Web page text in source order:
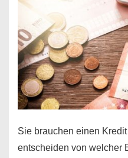
10000
Euro
Kredit
finden
Sie brauchen einen
entscheiden von welcher